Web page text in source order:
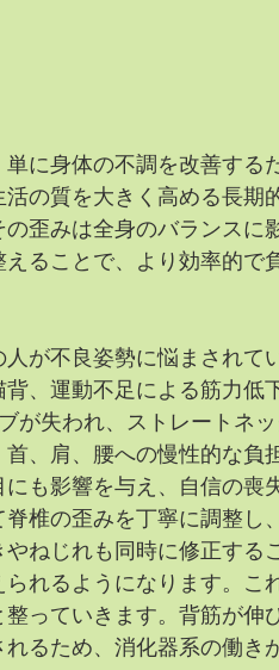
に身体の不調を改善する
の質を大きく高める長期
歪みは全身のバランスに
ることで、より効率的で
が不良姿勢に悩まされて
、運動不足による筋力低
が失われ、ストレートネ
、肩、腰への慢性的な負
も影響を与え、自信の喪
椎の歪みを丁寧に調整し
ねじれも同時に修正する
れるようになります。こ
っていきます。背筋が伸
れるため、消化器系の働き